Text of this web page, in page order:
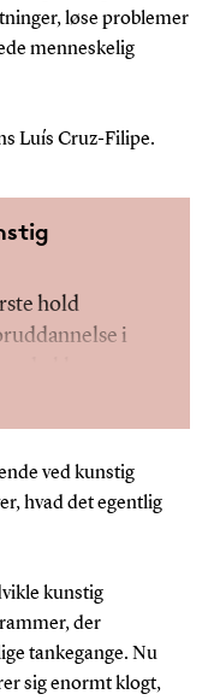
løse problemer
menneskelig
Luís Cruz-Filipe.
hold
i
af
og
ved kunstig
hvad det egentlig
kunstig
der
tankegange. Nu
sig enormt klogt,